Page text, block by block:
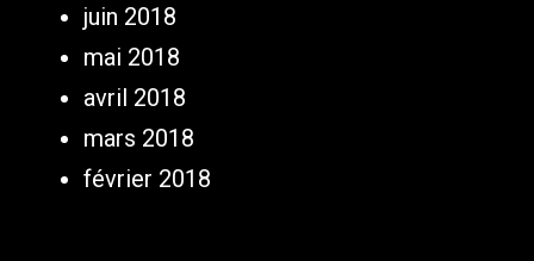
juin 2018
mai 2018
avril 2018
mars 2018
février 2018